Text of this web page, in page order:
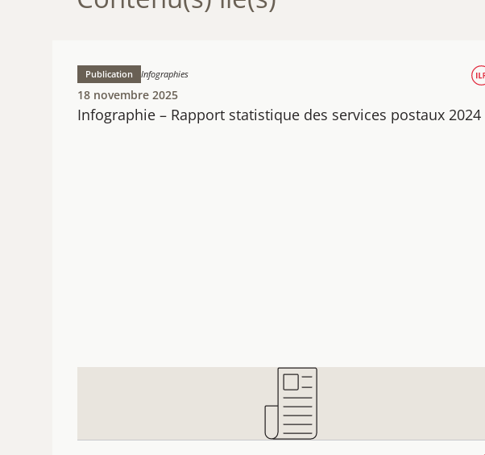
Infographie – Rapport statistique des services postaux 2024
Publication Infographies
18 novembre 2025